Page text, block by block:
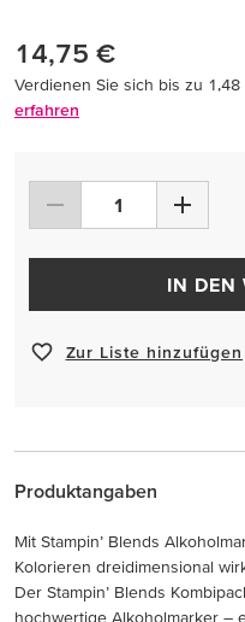
14,75 €
Verdienen Sie sich bis zu
erfahren
IN DEN
Zur Liste hinzufügen
Produktangaben
Mit Stampin’ Blends
Kolorieren dreidimensional
Der Stampin’ Blends
hochwertige Alkoholmarker –